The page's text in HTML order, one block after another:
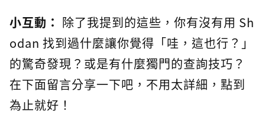
小互動： 除了我提到的這些，你有沒有用 Sh
odan 找到過什麼讓你覺得「哇，這也行？」
的驚奇發現？或是有什麼獨門的查詢技巧？
在下面留言分享一下吧，不用太詳細，點到
為止就好！